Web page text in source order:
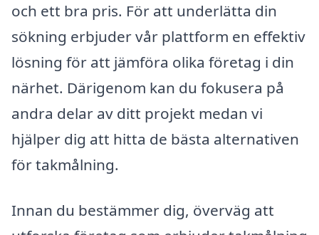
och ett bra pris. För att underlätta din
sökning erbjuder vår plattform en effektiv
lösning för att jämföra olika företag i din
närhet. Därigenom kan du fokusera på
andra delar av ditt projekt medan vi
hjälper dig att hitta de bästa alternativen
för takmålning.
Innan du bestämmer dig, överväg att